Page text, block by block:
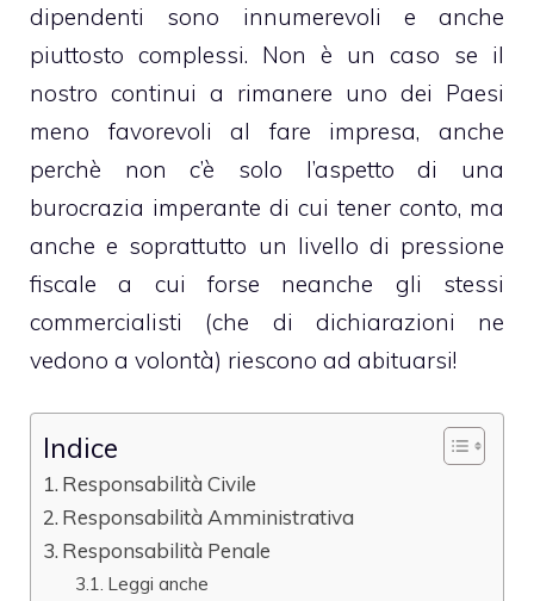
dipendenti sono innumerevoli e anche
piuttosto complessi. Non è un caso se il
nostro continui a rimanere uno dei Paesi
meno favorevoli al fare impresa, anche
perchè non c’è solo l’aspetto di una
burocrazia imperante di cui tener conto, ma
anche e soprattutto un livello di pressione
fiscale a cui forse neanche gli stessi
commercialisti (che di dichiarazioni ne
vedono a volontà) riescono ad abituarsi!
Indice
Responsabilità Civile
Responsabilità Amministrativa
Responsabilità Penale
Leggi anche